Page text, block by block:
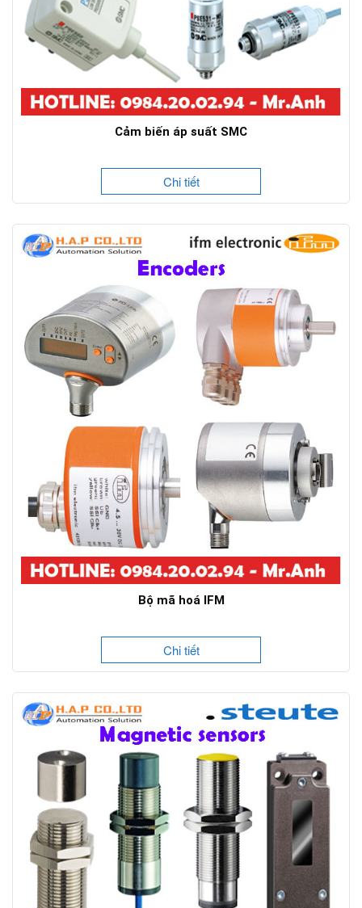
Cảm biến áp suất SMC
Chi tiết
Bộ mã hoá IFM
Chi tiết